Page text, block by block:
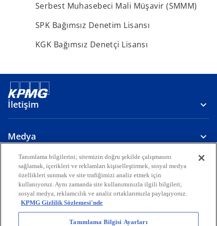
Serbest Muhasebeci Mali Müşavir (SMMM)
SPK Bağımsız Denetim Lisansı
KGK Bağımsız Denetçi Lisansı
İletişim
Medya
Hakkımızda
o
p
e
n
o
p
e
n
o
e
n
o
e
n
o
p
e
Tanımlama bilgilerini; sitemizin doğru şekilde çalışmasını
sağlamak, içerikleri ve reklamları kişiselleştirmek, sosyal medya
özellikleri sunmak ve site trafiğimizi analiz etmek için
kullanıyoruz. Aynı zamanda site kullanımınızla ilgili bilgileri;
sosyal medya, reklamcılık ve analiz ortaklarımızla paylaşıyoruz.
KPMG Gizlilik Sözlemesi'nde
Tanımlama Bilgisi Ayarları